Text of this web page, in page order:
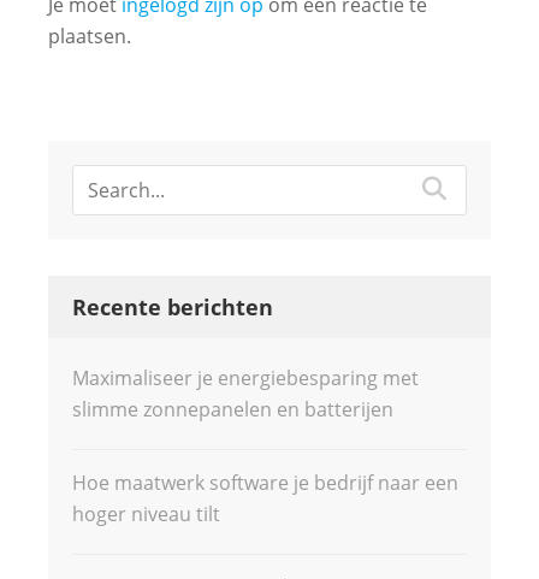
plaatsen.
Recente berichten
Maximaliseer je energiebesparing met
slimme zonnepanelen en batterijen
Hoe maatwerk software je bedrijf naar een
hoger niveau tilt